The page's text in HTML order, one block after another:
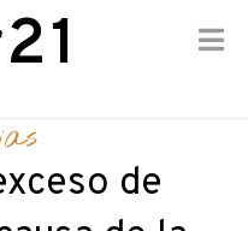
de